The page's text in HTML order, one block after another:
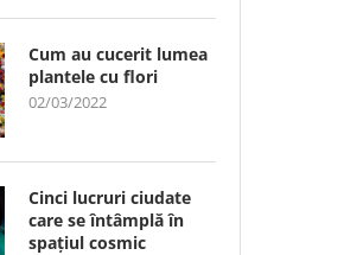
Cum au cucerit lumea
plantele cu flori
02/03/2022
Cinci lucruri ciudate
care se întâmplă în
spațiul cosmic